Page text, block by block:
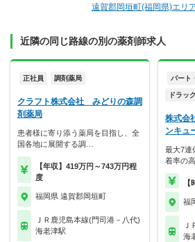
遠賀郡岡垣町(福岡県)エリ
近隣の同じ路線の別の薬剤師求人
正社員 調剤薬局
クラフト株式会社 みどりの森調
剤薬局
患者様に寄り添う薬局を目指し、全
国各地に展開する調…
【年収】419万円～743万円程
度
福岡県 遠賀郡岡垣町
ＪＲ鹿児島本線(門司港－八代)
海老津駅
パート
ドラッ
株式会
ンキュ
最大7連
着率の
福
Ｊ
海